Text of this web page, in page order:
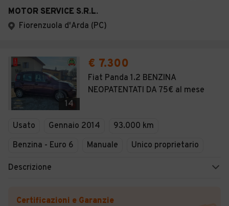
MOTOR SERVICE S.R.L.
Fiorenzuola d'Arda (PC)
14
€ 7.300
Fiat Panda 1.2 BENZINA
NEOPATENTATI DA 75€ al mese
Usato Gennaio 2014
93.000 km
Benzina - Euro 6
Manuale Unico proprietario
Descrizione
Certificazioni e Garanzie